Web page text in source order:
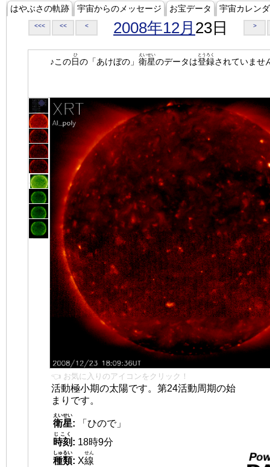
はやぶさの軌跡 宇宙からのメッセージ お宝データ 宇宙カレン
<<< << < 2008年12月 23日 >
♪この日
ひ
の「あけぼの」 衛星
えいせい
のデータは登録
とうろく
されていませ
👈 お気に入りのアイコンをクリック！
活動極小期の太陽です。第24活動周期の始
まりです。
衛星
えいせい
:
「ひので」
時刻
じこく
: 18時9分
種類
しゅるい
: X線
せん